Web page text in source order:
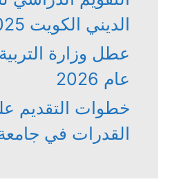
الديني الكويت 2026/2025
عطل وزارة
عام 2026
خطوات التقديم
القدرات في